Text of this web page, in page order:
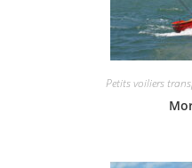
Petits voiliers